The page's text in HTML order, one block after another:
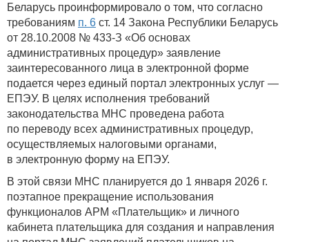
Беларусь проинформировало о том, что согласно
требованиям п. 6 ст. 14 Закона Республики Беларусь
от 28.10.2008 № 433-З «Об основах
административных процедур» заявление
заинтересованного лица в электронной форме
подается через единый портал электронных услуг —
ЕПЭУ. В целях исполнения требований
законодательства МНС проведена работа
по переводу всех административных процедур,
осуществляемых налоговыми органами,
в электронную форму на ЕПЭУ.
В этой связи МНС планируется до 1 января 2026 г.
поэтапное прекращение использования
функционалов АРМ «Плательщик» и личного
кабинета плательщика для создания и направления